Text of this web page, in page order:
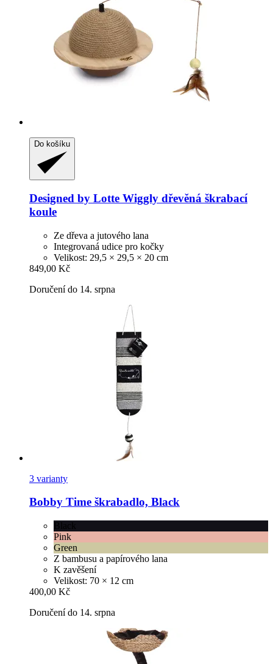
Do košíku
Designed by Lotte Wiggly dřevěná škrabací
koule
Ze dřeva a jutového lana
Integrovaná udice pro kočky
Velikost: 29,5 × 29,5 × 20 cm
849,00 Kč
Doručení do 14. srpna
3 varianty
Bobby Time škrabadlo, Black
Black
Pink
Green
Z bambusu a papírového lana
K zavěšení
Velikost: 70 × 12 cm
400,00 Kč
Doručení do 14. srpna